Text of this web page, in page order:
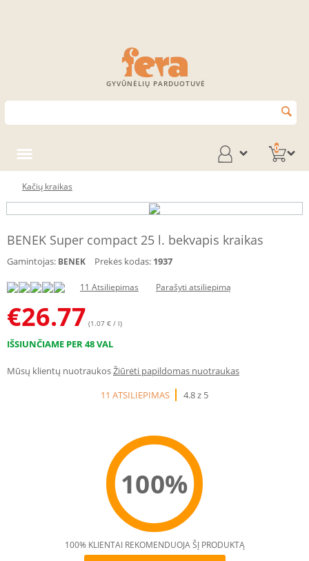
GYVŪNĖLIŲ PARDUOTUVĖ
0
Kačių kraikas
BENEK Super compact 25 l. bekvapis kraikas
Gamintojas: BENEK Prekės kodas: 1937
11 Atsiliepimas Parašyti atsiliepimą
€26.77 (1.07 € / l)
IŠSIUNČIAME PER 48 VAL
Mūsų klientų nuotraukosŽiūrėti papildomas nuotraukas
11 ATSILIEPIMAS
4.8 z 5
100%
100% KLIENTAI REKOMENDUOJA ŠĮ PRODUKTĄ